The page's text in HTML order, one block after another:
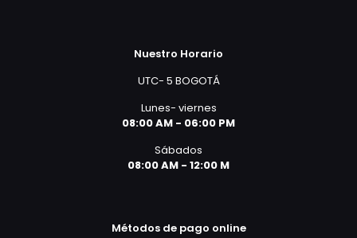
Nuestro Horario
UTC- 5 BOGOTÁ
Lunes- viernes
08:00 AM - 06:00 PM
Sábados
08:00 AM - 12:00 M
Métodos de pago online